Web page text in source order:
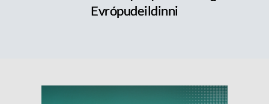
Evrópudeildinni